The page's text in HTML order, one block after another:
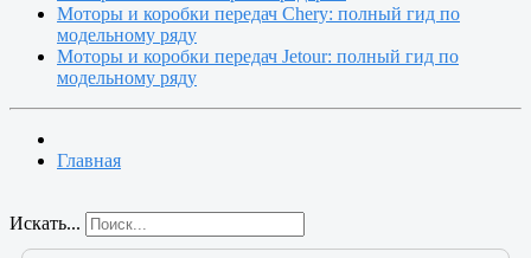
Моторы и коробки передач Chery: полный гид по
модельному ряду
Моторы и коробки передач Jetour: полный гид по
модельному ряду
Главная
Искать...